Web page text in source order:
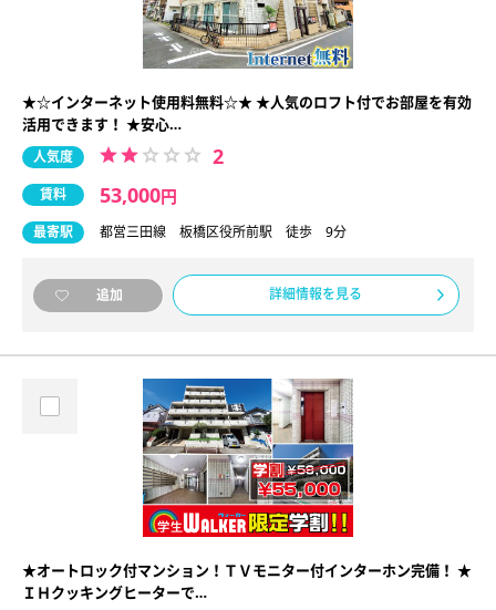
★☆インターネット使用料無料☆★ ★人気のロフト付でお部屋を有効
活用できます！ ★安心…
人気度 2
賃料 53,000円
最寄駅 都営三田線 板橋区役所前駅 徒歩 9分
追加 詳細情報を見る
★オートロック付マンション！ＴＶモニター付インターホン完備！ ★
ＩＨクッキングヒーターで…